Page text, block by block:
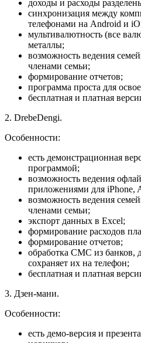
доходы и расходы
синхронизация между
телефонами на Android и
мультивалютность (все
металлы;
возможность ведения
членами семьи;
формирование отчетов;
программа проста для
бесплатная и платная
2. DrebeDengi.
Особенности:
есть демонстрационная
программой;
возможность ведения
приложениями для iPhone,
возможность ведения
членами семьи;
экспорт данных в Excel;
формирование расходов
формирование отчетов;
обработка СМС из банков,
сохраняет их на телефон;
бесплатная и платная
3. Дзен-мани.
Особенности:
есть демо-версия и